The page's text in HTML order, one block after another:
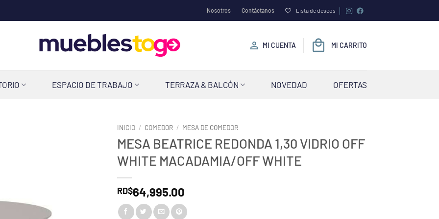
Nosotros Contáctanos Lista de deseos
MI CUENTA MI CARRITO
ESPACIO DE TRABAJO TERRAZA & BALCÓN NOVEDAD OFERTAS
INICIO / COMEDOR / MESA DE COMEDOR
MESA BEATRICE REDONDA 1,30 VIDRIO OFF
WHITE MACADAMIA/OFF WHITE
RD$64,995.00